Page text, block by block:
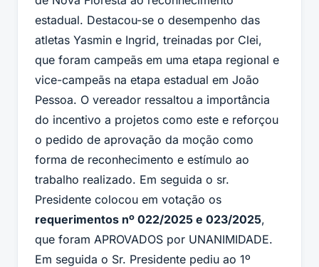
estadual. Destacou-se o desempenho das
atletas Yasmin e Ingrid, treinadas por Clei,
que foram campeãs em uma etapa regional e
vice-campeãs na etapa estadual em João
Pessoa. O vereador ressaltou a importância
do incentivo a projetos como este e reforçou
o pedido de aprovação da moção como
forma de reconhecimento e estímulo ao
trabalho realizado. Em seguida o sr.
Presidente colocou em votação os
requerimentos nº 022/2025 e 023/2025,
que foram APROVADOS por UNANIMIDADE.
Em seguida o Sr. Presidente pediu ao 1º